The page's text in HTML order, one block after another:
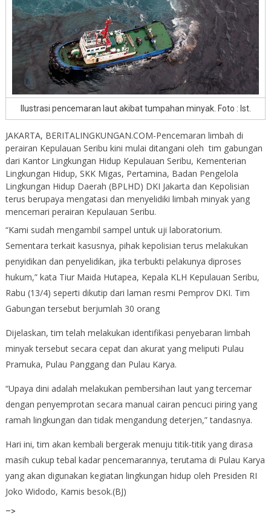
Tangani
Pencemaran
Laut
Di
Kepulauan
Seribu
Ilustrasi pencemaran laut akibat tumpahan minyak. Foto : Ist.
JAKARTA, BERITALINGKUNGAN.COM-Pencemaran limbah di
perairan Kepulauan Seribu kini mulai ditangani oleh tim gabungan
dari Kantor Lingkungan Hidup Kepulauan Seribu, Kementerian
Lingkungan Hidup, SKK Migas, Pertamina, Badan Pengelola
Lingkungan Hidup Daerah (BPLHD) DKI Jakarta dan Kepolisian
terus berupaya mengatasi dan menyelidiki limbah minyak yang
mencemari perairan Kepulauan Seribu.
“Kami sudah mengambil sampel untuk uji laboratorium.
Sementara terkait kasusnya, pihak kepolisian terus melakukan
penyidikan dan penyelidikan, jika terbukti pelakunya diproses
hukum,” kata Tiur Maida Hutapea, Kepala KLH Kepulauan Seribu,
Rabu (13/4) seperti dikutip dari laman resmi Pemprov DKI. Tim
Gabungan tersebut berjumlah 30 orang
Dijelaskan, tim telah melakukan identifikasi penyebaran limbah
minyak tersebut secara cepat dan akurat yang meliputi Pulau
Pramuka, Pulau Panggang dan Pulau Karya.
“Upaya dini adalah melakukan pembersihan laut yang tercemar
dengan penyemprotan secara manual cairan pencuci piring yang
ramah lingkungan dan tidak mengandung deterjen,” tandasnya.
Hari ini, tim akan kembali bergerak menuju titik-titik yang dirasa
masih cukup tebal kadar pencemarannya, terutama di Pulau Karya
yang akan digunakan kegiatan lingkungan hidup oleh Presiden RI
Joko Widodo, Kamis besok.(BJ)
–>